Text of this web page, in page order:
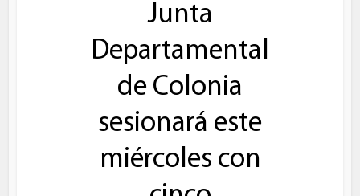
Junta
Departamental
de Colonia
sesionará este
miércoles con